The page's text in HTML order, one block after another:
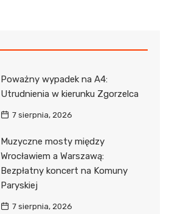
Poważny wypadek na A4:
Utrudnienia w kierunku Zgorzelca
7 sierpnia, 2026
Muzyczne mosty między
Wrocławiem a Warszawą:
Bezpłatny koncert na Komuny
Paryskiej
7 sierpnia, 2026